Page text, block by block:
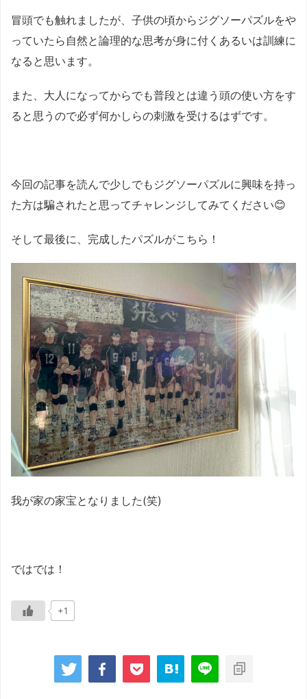
冒頭でも触れましたが、子供の頃からジグソーパズルをや
っていたら自然と論理的な思考が身に付くあるいは訓練に
なると思います。
また、大人になってからでも普段とは違う頭の使い方をす
ると思うので必ず何かしらの刺激を受けるはずです。
今回の記事を読んで少しでもジグソーパズルに興味を持っ
た方は騙されたと思ってチャレンジしてみてください😊
そして最後に、完成したパズルがこちら！
我が家の家宝となりました(笑)
ではでは！
+1